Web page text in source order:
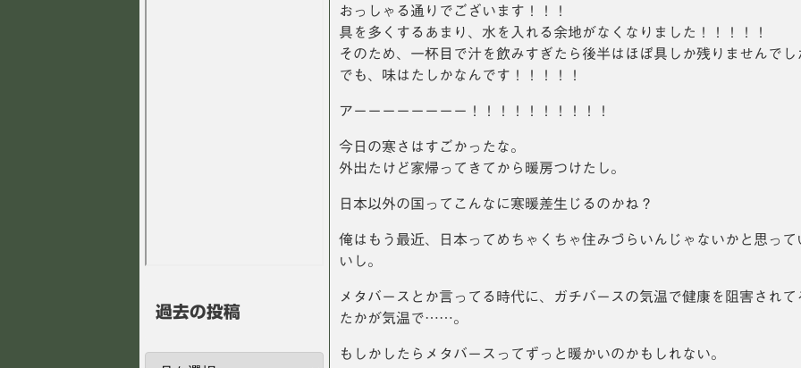
おっしゃる通りでございます！！！
具を多くするあまり、水を入れる余地がなくなりました！！！！！
そのため、一杯目で汁を飲みすぎたら後半はほぼ具しか残りませんでし
でも、味はたしかなんです！！！！！
アーーーーーーーー！！！！！！！！！！
今日の寒さはすごかったな。
外出たけど家帰ってきてから暖房つけたし。
日本以外の国ってこんなに寒暖差生じるのかね？
俺はもう最近、日本ってめちゃくちゃ住みづらいんじゃないかと思っ
いし。
メタバースとか言ってる時代に、ガチバースの気温で健康を阻害され
たかが気温で……。
もしかしたらメタバースってずっと暖かいのかもしれない。
過去の投稿